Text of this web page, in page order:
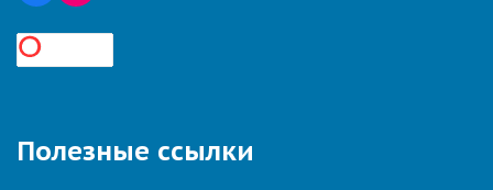
Полезные ссылки